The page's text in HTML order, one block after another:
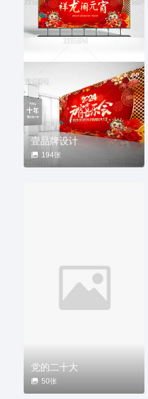
壹品牌设计
194张
党的二十大
50张